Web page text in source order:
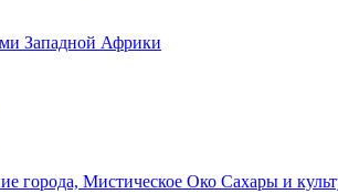
Западной Африки
города, Мистическое Око Сахары и